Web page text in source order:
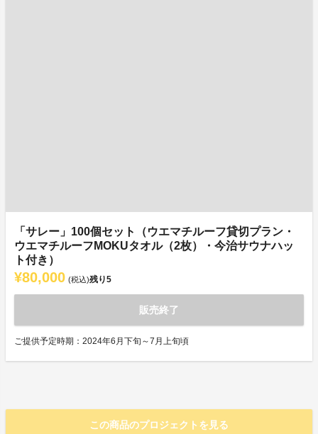
「サレー」100個セット（ウエマチルーフ貸切プラン・
ウエマチルーフMOKUタオル（2枚）・今治サウナハッ
ト付き）
¥80,000 (税込)残り5
販売終了
ご提供予定時期：2024年6月下旬～7月上旬頃
この商品のプロジェクトを見る